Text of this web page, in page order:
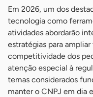
Em 2026, um dos
tecnologia como
atividades abordarão
estratégias para
competitividade dos
atenção especial à
temas considerados
manter o CNPJ em dia